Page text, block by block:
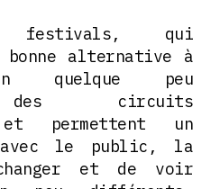
festivals, qui
bonne alternative à
quelque peu
des circuits
permettent un
le public, la
et de voir